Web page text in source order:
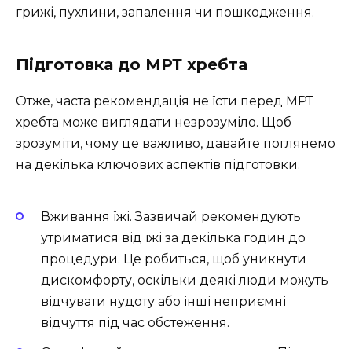
грижі, пухлини, запалення чи пошкодження.
Підготовка до МРТ хребта
Отже, часта рекомендація не їсти перед МРТ
хребта може виглядати незрозуміло. Щоб
зрозуміти, чому це важливо, давайте поглянемо
на декілька ключових аспектів підготовки.
Вживання їжі. Зазвичай рекомендують
утриматися від їжі за декілька годин до
процедури. Це робиться, щоб уникнути
дискомфорту, оскільки деякі люди можуть
відчувати нудоту або інші неприємні
відчуття під час обстеження.